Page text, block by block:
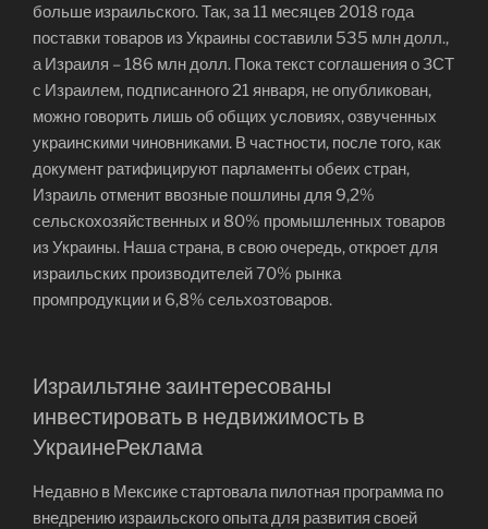
больше израильского. Так, за 11 месяцев 2018 года
поставки товаров из Украины составили 535 млн долл.,
а Израиля – 186 млн долл. Пока текст соглашения о ЗСТ
с Израилем, подписанного 21 января, не опубликован,
можно говорить лишь об общих условиях, озвученных
украинскими чиновниками. В частности, после того, как
документ ратифицируют парламенты обеих стран,
Израиль отменит ввозные пошлины для 9,2%
сельскохозяйственных и 80% промышленных товаров
из Украины. Наша страна, в свою очередь, откроет для
израильских производителей 70% рынка
промпродукции и 6,8% сельхозтоваров.
Израильтяне заинтересованы
инвестировать в недвижимость в
УкраинеРеклама
Недавно в Мексике стартовала пилотная программа по
внедрению израильского опыта для развития своей